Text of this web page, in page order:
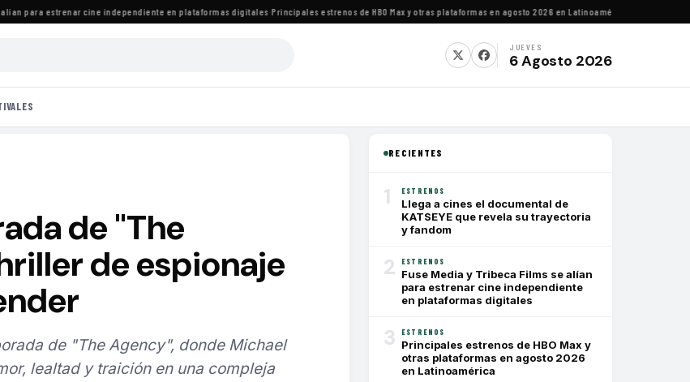
para estrenar cine independiente en plataformas digitales·Principales estrenos de HBO Max y otras plataformas en agosto 2026 en Latinoamérica·
JUEVES
6 Agosto 2026
de "The
de espionaje
de "The Agency", donde Michael
lealtad y traición en una compleja
RECIENTES
1 ESTRENOS
Llega a cines el documental de
KATSEYE que revela su trayectoria
y fandom
2 ESTRENOS
Fuse Media y Tribeca Films se alían
para estrenar cine independiente
en plataformas digitales
3 ESTRENOS
Principales estrenos de HBO Max y
otras plataformas en agosto 2026
en Latinoamérica